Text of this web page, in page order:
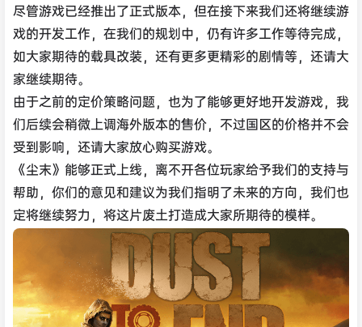
尽管游戏已经推出了正式版本，但在接下来我们还将继续游
戏的开发工作，在我们的规划中，仍有许多工作等待完成，
如大家期待的载具改装，还有更多更精彩的剧情等，还请大
家继续期待。
由于之前的定价策略问题，也为了能够更好地开发游戏，我
们后续会稍微上调海外版本的售价，不过国区的价格并不会
受到影响，还请大家放心购买游戏。
《尘末》能够正式上线，离不开各位玩家给予我们的支持与
帮助，你们的意见和建议为我们指明了未来的方向，我们也
定将继续努力，将这片废土打造成大家所期待的模样。